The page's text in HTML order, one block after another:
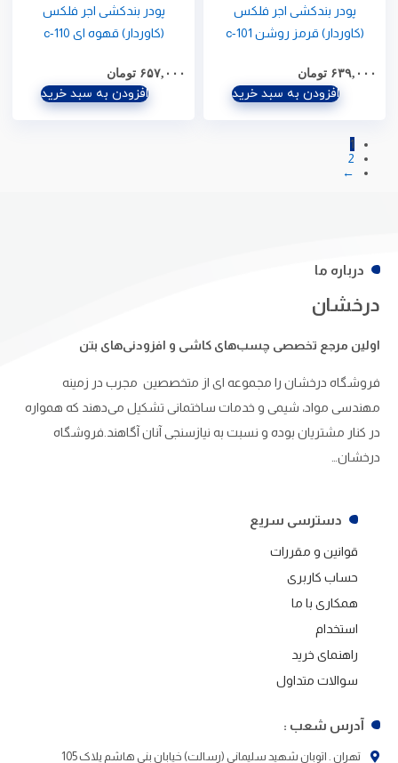
پودر بندکشی اجر فلکس
(کاوردار) قرمز روشن c-101
۶۳۹,۰۰۰ تومان
افزودن به سبد خرید
پودر بندکشی اجر فلکس
(کاوردار) قهوه ای c-110
۶۵۷,۰۰۰ تومان
افزودن به سبد خرید
1
2
←
درباره ما
درخشان
اولین مرجع تخصصی چسب‌های کاشی و افزودنی‌های بتن
فروشگاه درخشان را مجموعه ای از متخصصین مجرب در زمینه
مهندسی مواد، شیمی و خدمات ساختمانی تشکیل می‌دهند که همواره
در کنار مشتریان بوده و نسبت به نیازسنجی آنان آگاهند.فروشگاه
درخشان…
دسترسی سریع
قوانین و مقررات
حساب کاربری
همکاری با ما
استخدام
راهنمای خرید
سوالات متداول
آدرس شعب :
تهران . اتوبان شهید سلیمانی (رسالت) خیابان بنی هاشم پلاک 105